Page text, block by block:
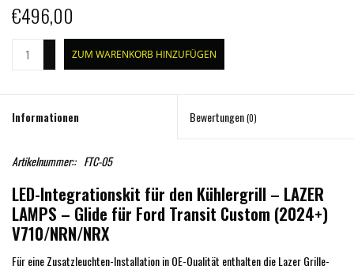
€496,00
ZUM WARENKORB HINZUFÜGEN
Informationen Bewertungen(0)
Artikelnummer:: FTC-05
LED-Integrationskit für den Kühlergrill – LAZER
LAMPS – Glide für Ford Transit Custom (2024+)
V710/NRN/NRX
Für eine Zusatzleuchten-Installation in OE-Qualität enthalten die Lazer Grille-